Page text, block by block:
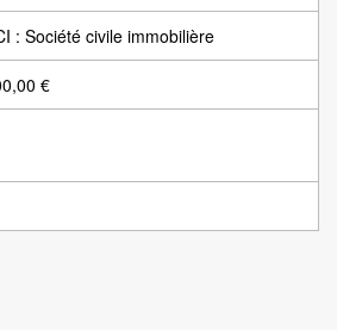
: Société civile immobilière
€